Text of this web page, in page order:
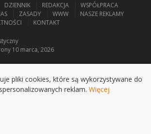
DZIENNIK REDAKCJA
WSPÓŁPRACA
ZASADY WWW
NASZE REKLAMY
KONTAKT
10 marca, 2026
pliki cookies, które są wykorzystywane do
reklam. Więcej